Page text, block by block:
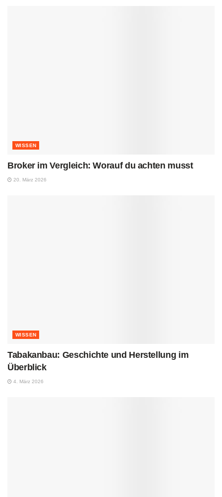
WISSEN
Broker im Vergleich: Worauf du achten musst
20. März 2026
WISSEN
Tabakanbau: Geschichte und Herstellung im
Überblick
4. März 2026